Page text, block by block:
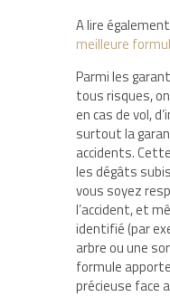
A lire
meilleure
Parmi les
tous risques,
en cas de vol,
surtout la
accidents.
les dégâts
vous soyez
l’accident, et
identifié (par
arbre ou une
formule
précieuse face